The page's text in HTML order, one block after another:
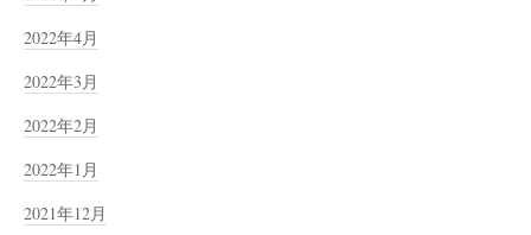
2022年4月
2022年3月
2022年2月
2022年1月
2021年12月